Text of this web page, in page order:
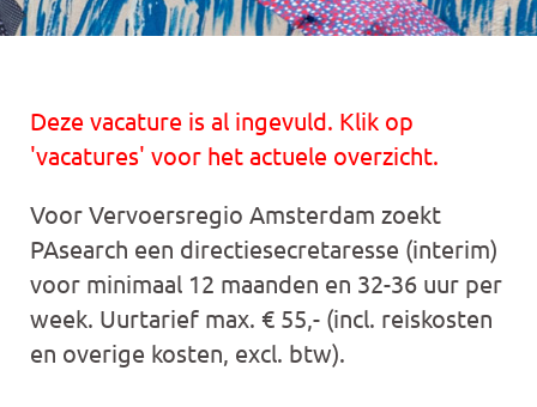
Deze vacature is al ingevuld. Klik op
'vacatures' voor het actuele overzicht.
Voor Vervoersregio Amsterdam zoekt
PAsearch een directiesecretaresse (interim)
voor minimaal 12 maanden en 32-36 uur per
week. Uurtarief max. € 55,- (incl. reiskosten
en overige kosten, excl. btw).